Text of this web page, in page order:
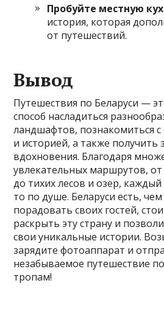
Пробуйте местную
история, которая
от путешествий.
Вывод
Путешествия по Беларуси —
способ насладиться
ландшафтов, познакомиться с
и историей, а также получить
вдохновения. Благодаря
увлекательных маршрутов,
до тихих лесов и озер,
то по душе. Беларуси есть,
порадовать своих гостей,
раскрыть эту страну и
свои уникальные истории.
зарядите фотоаппарат и
незабываемое путешествие
тропам!